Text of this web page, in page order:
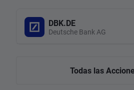
DBK.DE
Deutsche Bank AG
Todas las